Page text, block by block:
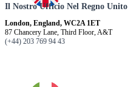
Il Nostro Ufficio Nel Regno Unito
London, England, WC2A 1ET
87 Chancery Lane, Third Floor, A&T
(+44) 203 769 94 43